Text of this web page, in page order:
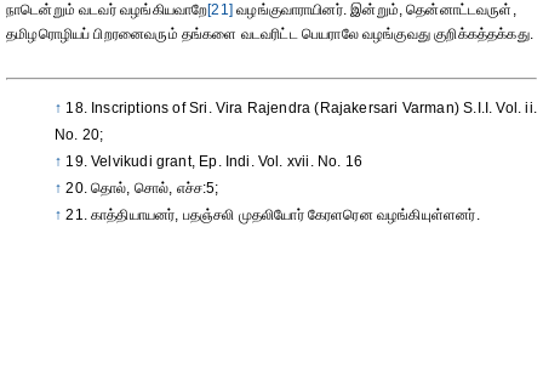
நாடென்றும் வடவர் வழங்கியவாறே[21] வழங்குவாராயினர். இன்றும், தென்னாட்டவருள்,
தமிழரொழியப் பிறரனைவரும் தங்களை வடவரிட்ட பெயராலே வழங்குவது குறிக்கத்தக்கது.
↑ 18. Inscriptions of Sri. Vira Rajendra (Rajakersari Varman) S.I.I. Vol. ii.
No. 20;
↑ 19. Velvikudi grant, Ep. Indi. Vol. xvii. No. 16
↑ 20. தொல், சொல், எச்ச:5;
↑ 21. காத்தியாயனர், பதஞ்சலி முதலியோர் கேரளரென வழங்கியுள்ளனர்.